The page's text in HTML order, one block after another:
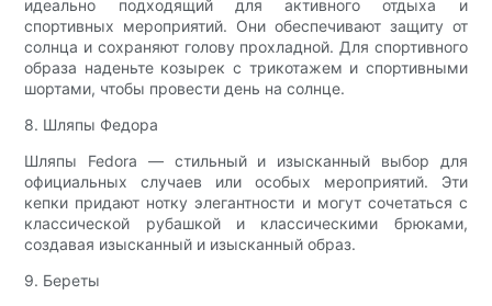
идеально подходящий для активного отдыха и
спортивных мероприятий. Они обеспечивают защиту от
солнца и сохраняют голову прохладной. Для спортивного
образа наденьте козырек с трикотажем и спортивными
шортами, чтобы провести день на солнце.
8. Шляпы Федора
Шляпы Fedora — стильный и изысканный выбор для
официальных случаев или особых мероприятий. Эти
кепки придают нотку элегантности и могут сочетаться с
классической рубашкой и классическими брюками,
создавая изысканный и изысканный образ.
9. Береты